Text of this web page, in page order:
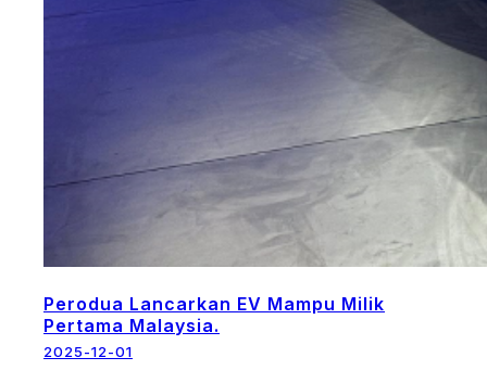
Perodua Lancarkan EV Mampu Milik
Pertama Malaysia.
2025-12-01